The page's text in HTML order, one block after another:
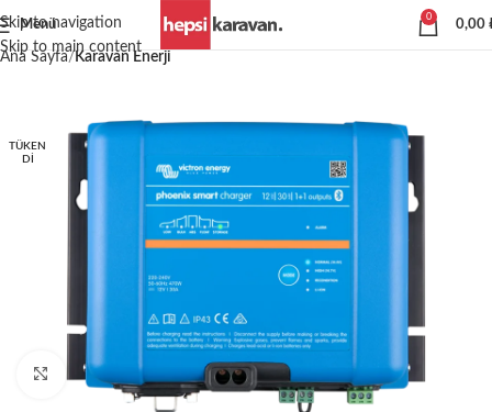
Skip to navigation
Skip to main content
Menü
0
0,00
Ana Sayfa Karavan Enerji
TÜKEN
DI
Büyütmek için tıklayın